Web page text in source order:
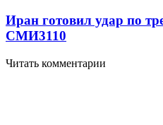
Иран готовил удар по
СМИ3110
Читать комментарии